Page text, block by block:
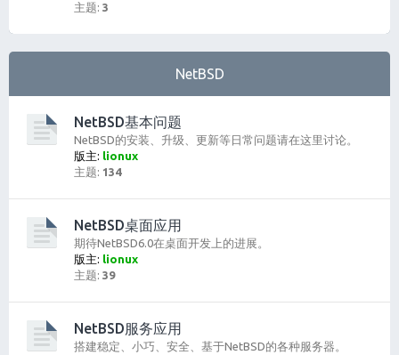
主题: 3
NetBSD
NetBSD基本问题
NetBSD的安装、升级、更新等日常问题请在这里讨论。
版主: lionux
主题: 134
NetBSD桌面应用
期待NetBSD6.0在桌面开发上的进展。
版主: lionux
主题: 39
NetBSD服务应用
搭建稳定、小巧、安全、基于NetBSD的各种服务器。